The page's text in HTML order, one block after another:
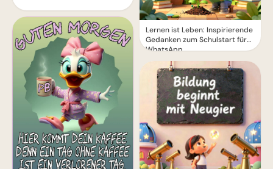
Lernen ist Leben: Inspirierende
Gedanken zum Schulstart für
WhatsApp.